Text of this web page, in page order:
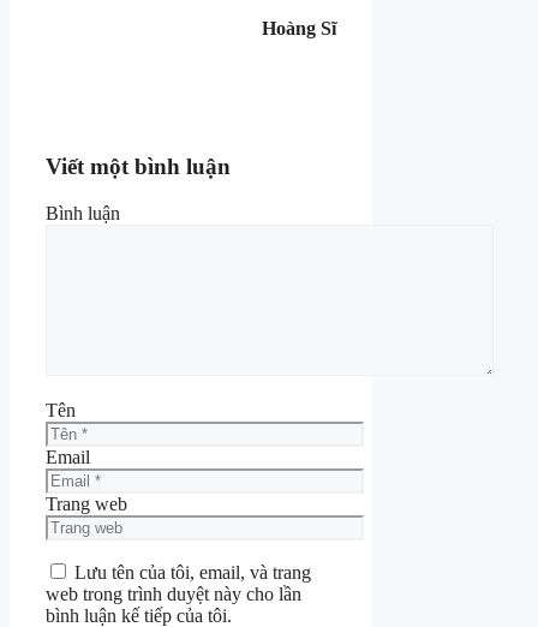
Hoàng Sĩ
Viết một bình luận
Bình luận
Tên
Email
Trang web
Lưu tên của tôi, email, và trang
web trong trình duyệt này cho lần
bình luận kế tiếp của tôi.